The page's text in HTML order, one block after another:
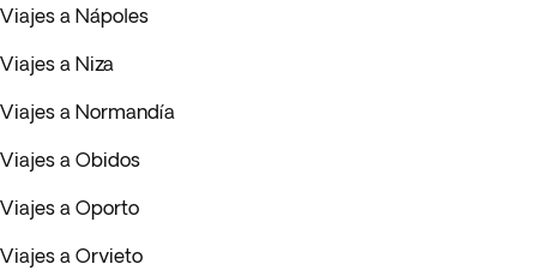
Viajes a Nápoles
Viajes a Niza
Viajes a Normandía
Viajes a Obidos
Viajes a Oporto
Viajes a Orvieto